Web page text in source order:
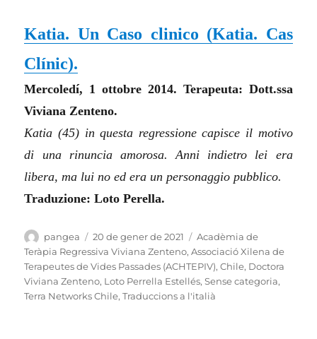
Katia. Un Caso clinico (Katia. Cas
Clínic).
Mercoledí, 1 ottobre 2014. Terapeuta: Dott.ssa
Viviana Zenteno.
Katia (45) in questa regressione capisce il motivo
di una rinuncia amorosa. Anni indietro lei era
libera, ma lui no ed era un personaggio pubblico.
Traduzione: Loto Perella.
Autor
pangea
Publicat
el
20 de gener de 2021 Categories
Acadèmia de
Teràpia Regressiva Viviana Zenteno,Associació Xilena de
Terapeutes de Vides Passades (ACHTEPIV),Chile, Doctora
Viviana Zenteno, Loto Perrella Estellés,Sense categoria,
Terra Networks Chile,Traduccions a l'italià